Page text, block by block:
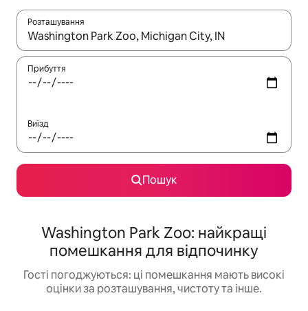
Розташування
Отримавши результати пошуку, використовуйте для
Прибуття
Виїзд
Пошук
Washington Park Zoo: найкращі
помешкання для відпочинку
Гості погоджуються: ці помешкання мають високі
оцінки за розташування, чистоту та інше.